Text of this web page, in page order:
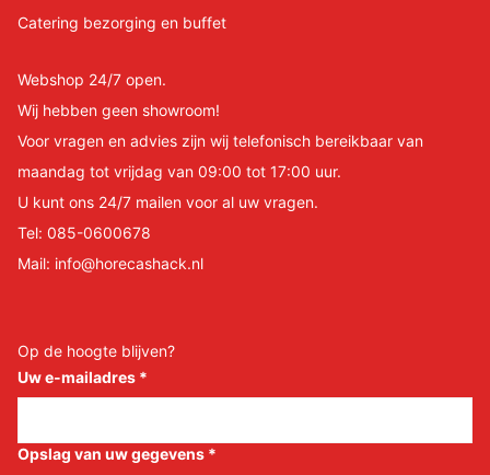
Catering bezorging en buffet
Webshop 24/7 open.
Wij hebben geen showroom!
Voor vragen en advies zijn wij telefonisch bereikbaar van
maandag tot vrijdag van 09:00 tot 17:00 uur.
U kunt ons 24/7 mailen voor al uw vragen.
Tel: 085-0600678
Mail: info@horecashack.nl
Op de hoogte blijven?
Uw e-mailadres *
Opslag van uw gegevens *